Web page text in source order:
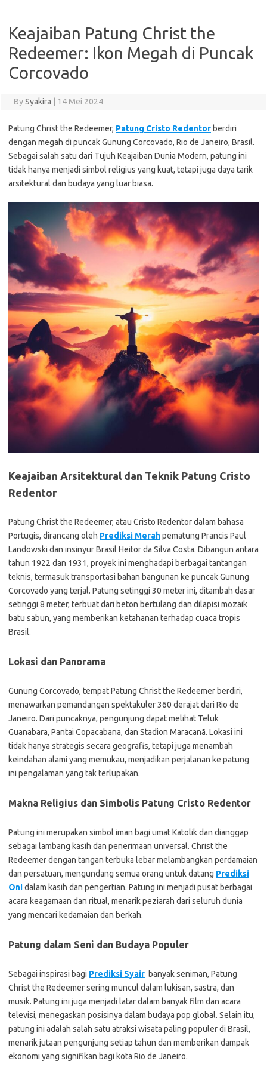
Keajaiban Patung Christ the
Redeemer: Ikon Megah di Puncak
Corcovado
BySyakira 14 Mei 2024
Patung Christ the Redeemer, Patung Cristo Redentor berdiri
dengan megah di puncak Gunung Corcovado, Rio de Janeiro, Brasil.
Sebagai salah satu dari Tujuh Keajaiban Dunia Modern, patung ini
tidak hanya menjadi simbol religius yang kuat, tetapi juga daya tarik
arsitektural dan budaya yang luar biasa.
Keajaiban Arsitektural dan Teknik Patung Cristo
Redentor
Patung Christ the Redeemer, atau Cristo Redentor dalam bahasa
Portugis, dirancang oleh Prediksi Merahpematung Prancis Paul
Landowski dan insinyur Brasil Heitor da Silva Costa. Dibangun antara
tahun 1922 dan 1931, proyek ini menghadapi berbagai tantangan
teknis, termasuk transportasi bahan bangunan ke puncak Gunung
Corcovado yang terjal. Patung setinggi 30 meter ini, ditambah dasar
setinggi 8 meter, terbuat dari beton bertulang dan dilapisi mozaik
batu sabun, yang memberikan ketahanan terhadap cuaca tropis
Brasil.
Lokasi dan Panorama
Gunung Corcovado, tempat Patung Christ the Redeemer berdiri,
menawarkan pemandangan spektakuler 360 derajat dari Rio de
Janeiro. Dari puncaknya, pengunjung dapat melihat Teluk
Guanabara, Pantai Copacabana, dan Stadion Maracanã. Lokasi ini
tidak hanya strategis secara geografis, tetapi juga menambah
keindahan alami yang memukau, menjadikan perjalanan ke patung
ini pengalaman yang tak terlupakan.
Makna Religius dan Simbolis Patung Cristo Redentor
Patung ini merupakan simbol iman bagi umat Katolik dan dianggap
sebagai lambang kasih dan penerimaan universal. Christ the
Redeemer dengan tangan terbuka lebar melambangkan perdamaian
dan persatuan, mengundang semua orang untuk datang Prediksi
Onidalam kasih dan pengertian. Patung ini menjadi pusat berbagai
acara keagamaan dan ritual, menarik peziarah dari seluruh dunia
yang mencari kedamaian dan berkah.
Patung dalam Seni dan Budaya Populer
Sebagai inspirasi bagi Prediksi Syair banyak seniman, Patung
Christ the Redeemer sering muncul dalam lukisan, sastra, dan
musik. Patung ini juga menjadi latar dalam banyak film dan acara
televisi, menegaskan posisinya dalam budaya pop global. Selain itu,
patung ini adalah salah satu atraksi wisata paling populer di Brasil,
menarik jutaan pengunjung setiap tahun dan memberikan dampak
ekonomi yang signifikan bagi kota Rio de Janeiro.